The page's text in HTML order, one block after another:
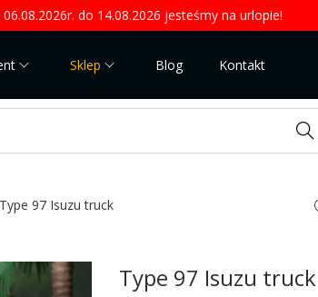
do 14.08.2026 jesteśmy na urlopie!
Sklep Blog Kontakt
Search
Type 97 Isuzu truck
Type 97 Isuzu truck